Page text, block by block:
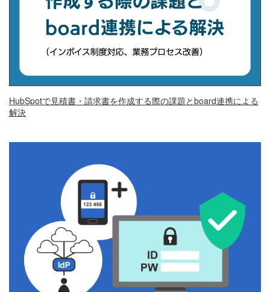
HubSpotで見積書・請求書を作成する際の課題とboard連携による
解決